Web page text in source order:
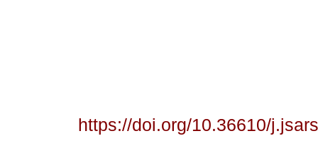
https://doi.org/10.36610/